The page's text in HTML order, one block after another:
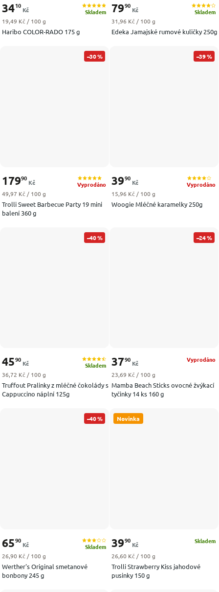
Haribo COLOR-RADO 175 g
Skladem
3410
Kč
Měrná cena:
19,49 Kč / 100 g
Edeka Jamajské rumové kuličky 250g
Skladem
7990
Kč
Měrná cena:
31,96 Kč / 100 g
–30 %
Trolli Sweet Barbecue Party 19 mini
balení 360 g
Vyprodáno
17990
Kč
Měrná cena:
49,97 Kč / 100 g
–39 %
Woogie Mléčné karamelky 250g
Vyprodáno
3990
Kč
Měrná cena:
15,96 Kč / 100 g
–40 %
Truffout Pralinky z mléčné čokolády s
Cappuccino náplní 125g
Skladem
4590
Kč
Měrná cena:
36,72 Kč / 100 g
–24 %
Mamba Beach Sticks ovocné žvýkací
tyčinky 14 ks 160 g
Vyprodáno
3790
Kč
Měrná cena:
23,69 Kč / 100 g
–40 %
Werther's Original smetanové
bonbony 245 g
Skladem
6590
Kč
Měrná cena:
26,90 Kč / 100 g
Novinka
Trolli Strawberry Kiss jahodové
pusinky 150 g
Skladem
3990
Kč
Měrná cena:
26,60 Kč / 100 g